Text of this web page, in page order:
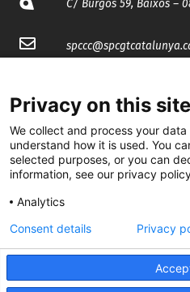
C/ Burgos 59, Baixos –
spccc@
@CGTCatalunya
cgtcatalunya
cgtcatalunya
Privacy on this site
We collect and process your
understand how it is used. You
selected purposes, or you can
information, see our privacy
Analytics
Consent details Privacy